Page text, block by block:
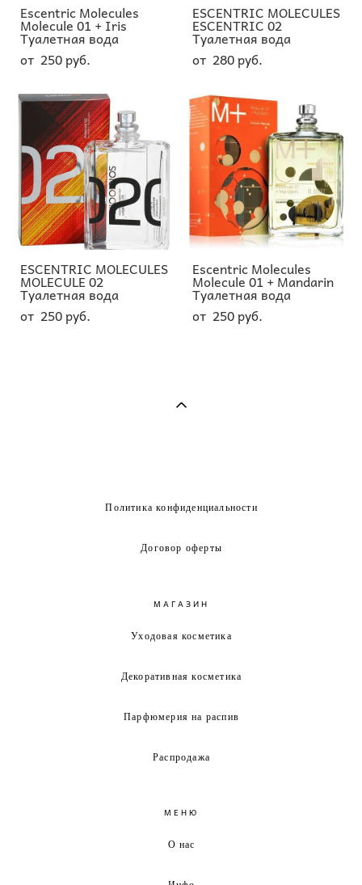
Escentric Molecules
Molecule 01 + Iris
Туалетная вода
от 250 pуб.
ESCENTRIC MOLECULES
ESCENTRIC 02
Туалетная вода
от 280 pуб.
ESCENTRIC MOLECULES
MOLECULE 02
Туалетная вода
от 250 pуб.
Escentric Molecules
Molecule 01 + Mandarin
Туалетная вода
от 250 pуб.
Политика конфиденциальности
Договор оферты
МАГАЗИН
Уходовая косметика
Декоративная косметика
Парфюмерия на распив
Распродажа
МЕНЮ
О нас